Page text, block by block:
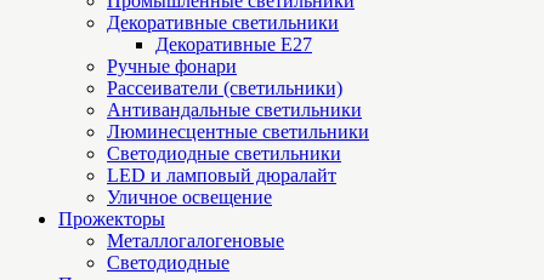
Декоративные светильники
Декоративные Е27
Ручные фонари
Рассеиватели (светильники)
Антивандальные светильники
Люминесцентные светильники
Cветодиодные светильники
LED и ламповый дюралайт
Уличное освещение
Прожекторы
Металлогалогеновые
Светодиодные